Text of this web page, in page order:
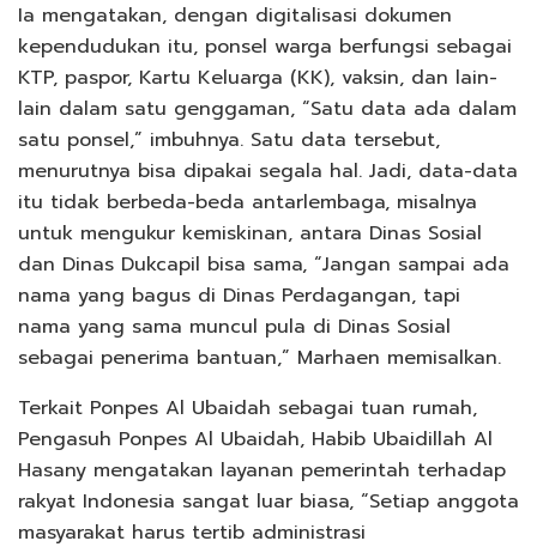
Ia mengatakan, dengan digitalisasi dokumen
kependudukan itu, ponsel warga berfungsi sebagai
KTP, paspor, Kartu Keluarga (KK), vaksin, dan lain-
lain dalam satu genggaman, “Satu data ada dalam
satu ponsel,” imbuhnya. Satu data tersebut,
menurutnya bisa dipakai segala hal. Jadi, data-data
itu tidak berbeda-beda antarlembaga, misalnya
untuk mengukur kemiskinan, antara Dinas Sosial
dan Dinas Dukcapil bisa sama, “Jangan sampai ada
nama yang bagus di Dinas Perdagangan, tapi
nama yang sama muncul pula di Dinas Sosial
sebagai penerima bantuan,” Marhaen memisalkan.
Terkait Ponpes Al Ubaidah sebagai tuan rumah,
Pengasuh Ponpes Al Ubaidah, Habib Ubaidillah Al
Hasany mengatakan layanan pemerintah terhadap
rakyat Indonesia sangat luar biasa, “Setiap anggota
masyarakat harus tertib administrasi